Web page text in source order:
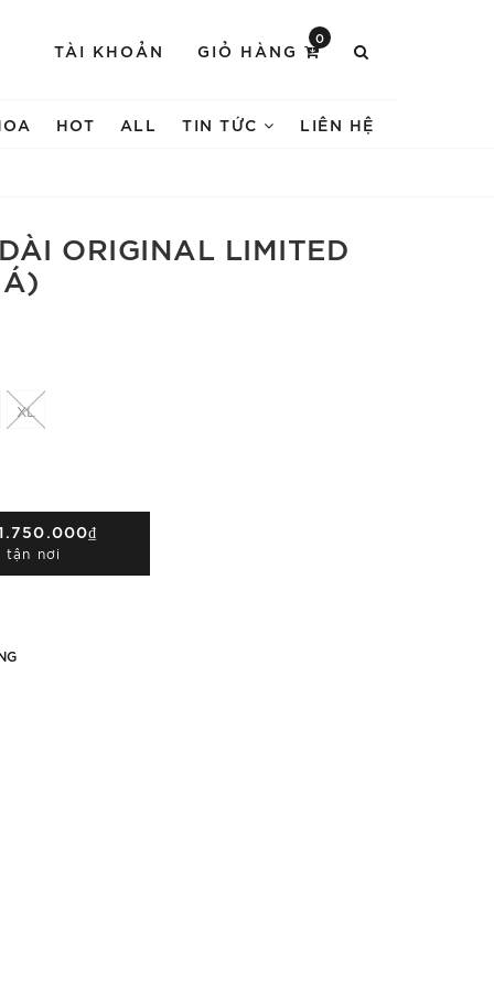
TÀI KHOẢN GIỎ HÀNG
0
HOT ALL TIN TỨC LIÊN HỆ
ORIGINAL LIMITED
XL
tận nơi